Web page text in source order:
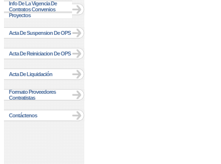
Info De La Vigencia De
Contratos Convenios
Proyectos
Acta De Suspension De OPS
Acta De Reiniciacion De OPS
Acta De Liquidación
Formato Proveedores
Contratistas
Contáctenos